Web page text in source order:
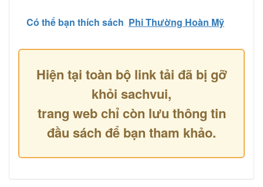
Có thể bạn thích sách Phi Thường Hoàn Mỹ
Hiện tại toàn bộ link tải đã bị gỡ
khỏi sachvui,
trang web chỉ còn lưu thông tin
đầu sách để bạn tham khảo.